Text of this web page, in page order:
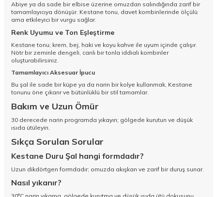
Abiye ya da sade bir elbise üzerine omuzdan salındığında zarif bir
tamamlayıcıya dönüşür. Kestane tonu, davet kombinlerinde ölçülü
ama etkileyici bir vurgu sağlar.
Renk Uyumu ve Ton Eşleştirme
Kestane tonu; krem, bej, haki ve koyu kahve ile uyum içinde çalışır.
Nötr bir zeminle dengeli, canlı bir tonla iddialı kombinler
oluşturabilirsiniz.
Tamamlayıcı Aksesuar İpucu
Bu şal ile sade bir küpe ya da narin bir kolye kullanmak, Kestane
tonunu öne çıkarır ve bütünlüklü bir stil tamamlar.
Bakım ve Uzun Ömür
30 derecede narin programda yıkayın; gölgede kurutun ve düşük
ısıda ütüleyin.
Sıkça Sorulan Sorular
Kestane Duru Şal hangi formdadır?
Uzun dikdörtgen formdadır; omuzda akışkan ve zarif bir duruş sunar.
Nasıl yıkanır?